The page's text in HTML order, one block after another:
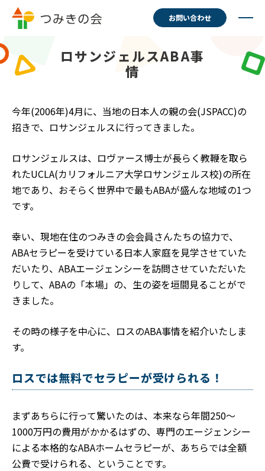
お問い合わせ
ロサンジェルスABA事
情
今年(2006年)4月に、当地の日本人の親の会(JSPACC)の
招きで、ロサンジェルスに行ってきました。
ロサンジェルスは、ロヴァース博士が長らく教鞭を取ら
れたUCLA(カリフォルニア大学ロサンジェルス校)の所在
地であり、おそらく世界中で最もABAが盛んな地域の1つ
です。
幸い、現地在住のつみきの会会員さんたちの協力で、
ABAセラピーを受けている日本人家庭を見学させていた
だいたり、ABAエージェンシーを訪問させていただいた
りして、ABAの「本場」の、生の姿を垣間見ることがで
きました。
その時の様子を中心に、ロスのABA事情を紹介いたしま
す。
ロスでは無料でセラピーが受けられる！
まずあちらに行って驚いたのは、本来なら年間250～
1000万円の費用がかかるはずの、専門のエージェンシー
による本格的なABAホームセラピーが、あちらでは全額
公費で受けられる、ということです。